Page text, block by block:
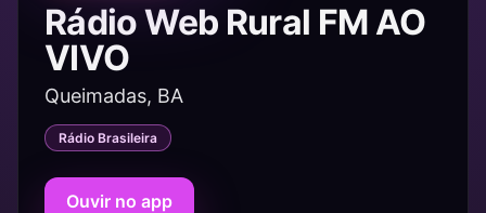
Rádio Web Rural FM AO
VIVO
Queimadas, BA
Rádio Brasileira
Ouvir no app